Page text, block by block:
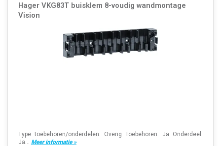
Hager VKG83T buisklem 8-voudig wandmontage
Vision
Type toebehoren/onderdelen: Overig Toebehoren: Ja Onderdeel:
Ja... Meer informatie »